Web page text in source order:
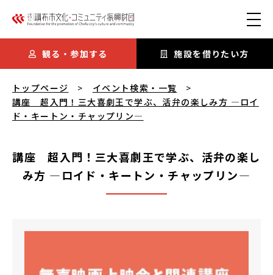
観る・参加する 施設を借りたい方
トップページ
イベント検索・一覧
講座 超入門！三大喜劇王で学ぶ、活弁の楽しみ方 ―ロイ
ド・キートン・チャップリン―
講座 超入門！三大喜劇王で学ぶ、活弁の楽し
み方 ―ロイド・キートン・チャップリン―
講座 超入門！三大喜劇王で学ぶ、活弁の楽しみ方 ―ロイド・